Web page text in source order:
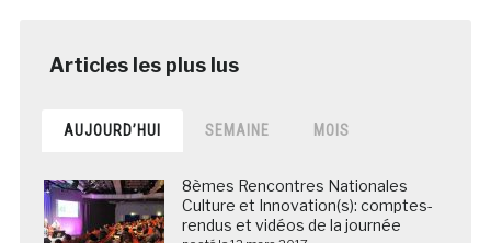
AUJOURD’HUI SEMAINE MOIS
8èmes Rencontres Nationales
Culture et Innovation(s): comptes-
rendus et vidéos de la journée